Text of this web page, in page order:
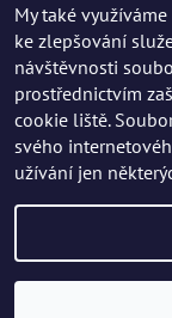
2026 ©
My také
ke zlepšování
návštěvnosti
prostřednictvím
cookie liště.
svého
užívání jen